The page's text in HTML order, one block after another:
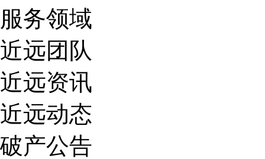
服务领域
近远团队
近远资讯
近远动态
破产公告